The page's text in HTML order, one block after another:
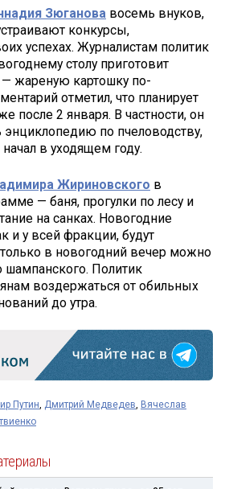
Зюганова восемь внуков,
конкурсы,
успехах. Журналистам политик
столу приготовит
жареную картошку по-
отметил, что планирует
после 2 января. В частности, он
энциклопедию по пчеловодству,
в уходящем году.
Жириновского в
— баня, прогулки по лесу и
на санках. Новогодние
и у всей фракции, будут
в новогодний вечер можно
шампанского. Политик
воздержаться от обильных
до утра.
Путин, Дмитрий Медведев, Вячеслав